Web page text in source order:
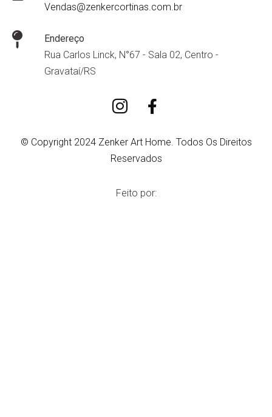
Vendas@zenkercortinas.com.br
Endereço
Rua Carlos Linck, N°67 - Sala 02, Centro -
Gravataí/RS
© Copyright 2024 Zenker Art Home. Todos Os Direitos
Reservados
Feito por: